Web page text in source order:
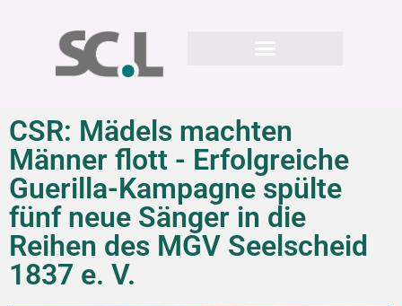
CSR: Mädels machten
Männer flott - Erfolgreiche
Guerilla-Kampagne spülte
fünf neue Sänger in die
Reihen des MGV Seelscheid
1837 e. V.